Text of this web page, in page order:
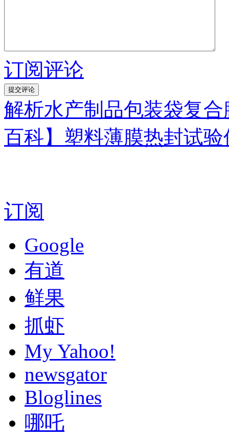
订阅评论
解析水产制品包装袋复
百科】塑料薄膜热封试验
订阅
Google
有道
鲜果
抓虾
My Yahoo!
newsgator
Bloglines
哪吒